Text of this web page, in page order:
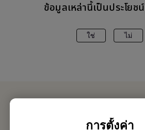
การตั้งค่า
ข้อมูลเหล่านี้เป็นประโยช
ใช่ ไม่
ติอต่อเรา